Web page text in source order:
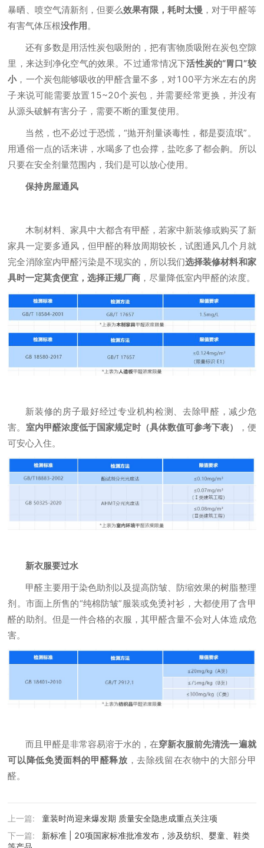
暴晒、喷空气清新剂，但要么效果有限，耗时太慢 ，对于甲醛等
有害气体压根没作用。
还有多数是用活性炭包吸附的，把有害物质吸附在炭包空隙
里，来达到净化空气的效果。不过通常情况下活性炭的“胃口”较
小，一个炭包能够吸收的甲醛含量不多，对100平方米左右的房
子来说可能需要放置15~20个炭包，并需要经常更换，并没有
从源头破解有害分子，需要不断的重复使用。
当然，也不必过于恐慌，“抛开剂量谈毒性，都是耍流氓”。
用通俗一点的话来讲，水喝多了也会撑，盐吃多了都会齁。所以
只要在安全剂量范围内，我们是可以放心使用。
保持房屋通风
木制材料、家具中大都含有甲醛，若家中新装修或购买了新
家具一定要多通风，但甲醛的释放周期较长，试图通风几个月就
完全消除室内甲醛污染是不现实的，所以我们选择装修材料和家
具时一定莫贪便宜，选择正规厂商 ，尽量降低室内甲醛的浓度。
新装修的房子最好经过专业机构检测、去除甲醛，减少危
害。 室内甲醛浓度低于国家规定时（具体数值可参考下表）
，便
可安心入住。
新衣服要过水
甲醛主要用于染色助剂以及提高防皱、防缩效果的树脂整理
剂。市面上所售的“纯棉防皱”服装或免烫衬衫，大都使用了含甲
醛的助剂。但是一件合格的衣服，其甲醛含量不会对人体造成危
害。
而且甲醛是非常容易溶于水的，在穿新衣服前先清洗一遍就
可以降低免烫面料的甲醛释放 ，去除残留在衣物中的大部分甲
醛。
上一篇:
童装时尚迎来爆发期 质量安全隐患成重点关注项
下一篇:
新标准 | 20项国家标准批准发布，涉及纺织、婴童、鞋类